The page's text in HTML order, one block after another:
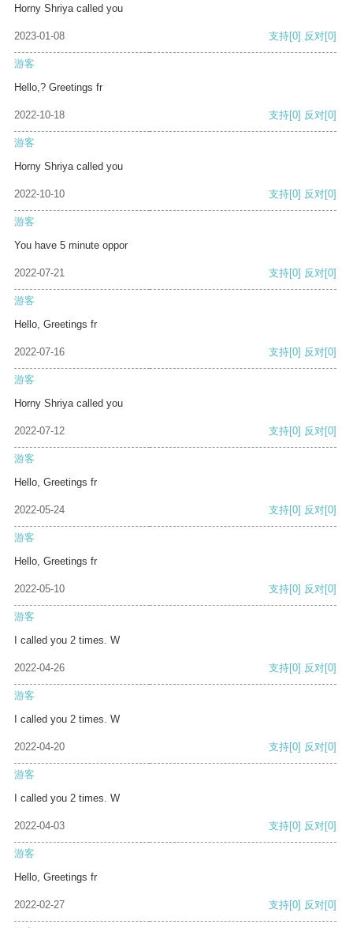
Horny Shriya called you
2023-01-08 支持[0] 反对[0]
游客
Hello,? Greetings fr
2022-10-18 支持[0] 反对[0]
游客
Horny Shriya called you
2022-10-10 支持[0] 反对[0]
游客
You have 5 minute oppor
2022-07-21 支持[0] 反对[0]
游客
Hello, Greetings fr
2022-07-16 支持[0] 反对[0]
游客
Horny Shriya called you
2022-07-12 支持[0] 反对[0]
游客
Hello, Greetings fr
2022-05-24 支持[0] 反对[0]
游客
Hello, Greetings fr
2022-05-10 支持[0] 反对[0]
游客
I called you 2 times. W
2022-04-26 支持[0] 反对[0]
游客
I called you 2 times. W
2022-04-20 支持[0] 反对[0]
游客
I called you 2 times. W
2022-04-03 支持[0] 反对[0]
游客
Hello, Greetings fr
2022-02-27 支持[0] 反对[0]